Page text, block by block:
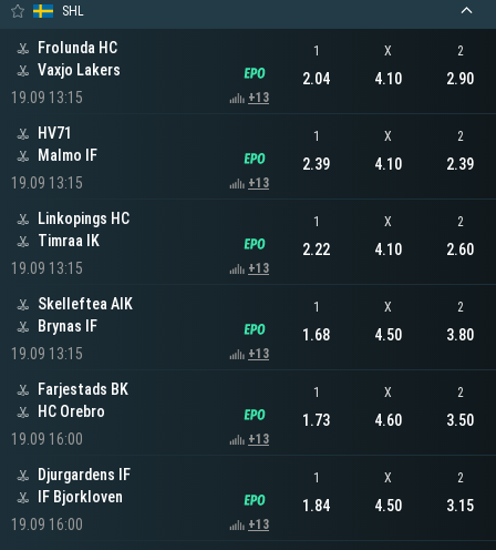
SHL
Frolunda HC
Vaxjo Lakers
19.09 13:15
+13
1
2.04
X
4.10
2
2.90
HV71
Malmo IF
19.09 13:15
+13
1
2.39
X
4.10
2
2.39
Linkopings HC
Timraa IK
19.09 13:15
+13
1
2.22
X
4.10
2
2.60
Skelleftea AIK
Brynas IF
19.09 13:15
+13
1
1.68
X
4.50
2
3.80
Farjestads BK
HC Orebro
19.09 16:00
+13
1
1.73
X
4.60
2
3.50
Djurgardens IF
IF Bjorkloven
19.09 16:00
+13
1
1.84
X
4.50
2
3.15